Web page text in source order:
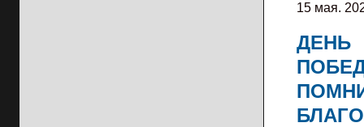
15 мая.
ДЕНЬ